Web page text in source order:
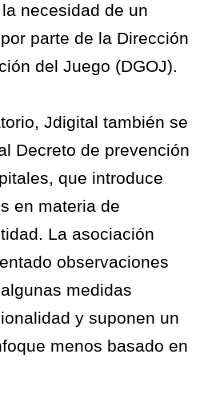
necesidad de un
parte de la Dirección
del Juego (DGOJ).
Jdigital también se
Decreto de prevención
que introduce
en materia de
La asociación
observaciones
medidas
y suponen un
menos basado en